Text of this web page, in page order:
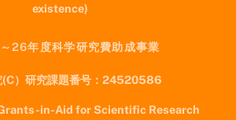
existence)
26年度科学研究費助成事業
(C）研究課題番号：24520586
in-Aid for Scientific Research